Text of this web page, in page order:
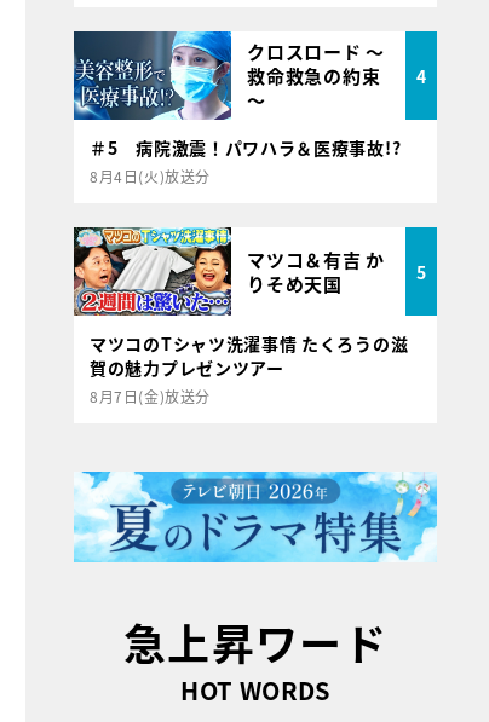
クロスロード ～
救命救急の約束
～
4
＃5 病院激震！パワハラ＆医療事故!?
8月4日(火)放送分
マツコ＆有吉 か
りそめ天国
5
マツコのTシャツ洗濯事情 たくろうの滋
賀の魅力プレゼンツアー
8月7日(金)放送分
急上昇ワード
HOT WORDS